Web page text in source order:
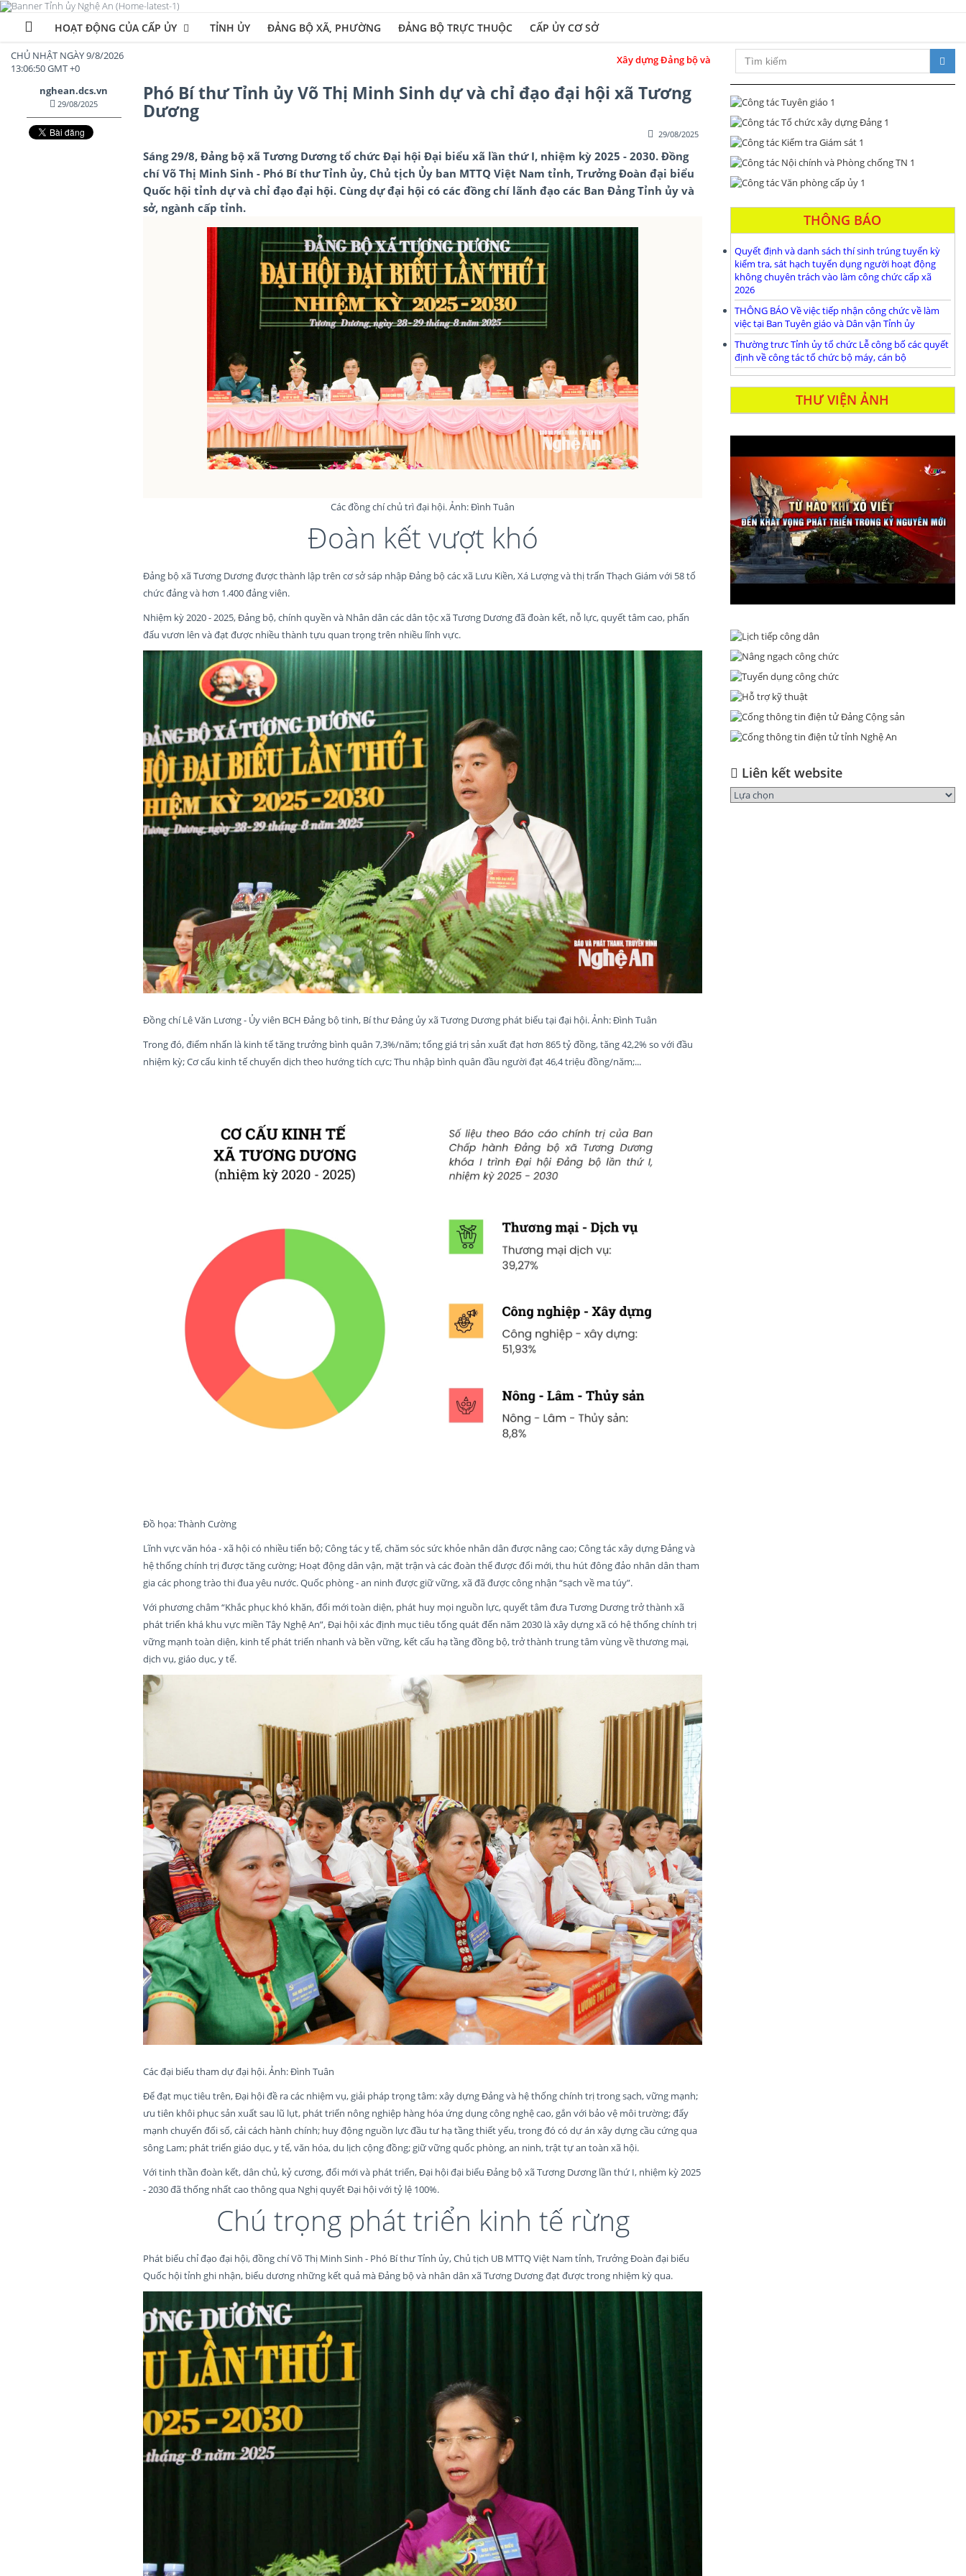
HOẠT ĐỘNG CỦA CẤP ỦY TỈNH ỦY ĐẢNG BỘ XÃ, PHƯỜNG ĐẢNG BỘ TRỰC THUỘC CẤP ỦY CƠ SỞ
CHỦ NHẬT NGÀY 9/8/2026
13:06:52 GMT +0
Xây dựng Đảng bộ và hệ thống chính trị trong sạch, vững mạnh; đổi mới toàn diện, phát
nghean.dcs.vn
29/08/2025 Phó Bí thư Tỉnh ủy Võ Thị Minh Sinh dự và chỉ đạo đại hội xã Tương
Dương
29/08/2025
Sáng 29/8, Đảng bộ xã Tương Dương tổ chức Đại hội Đại biểu xã lần thứ I, nhiệm kỳ 2025 - 2030. Đồng
chí Võ Thị Minh Sinh - Phó Bí thư Tỉnh ủy, Chủ tịch Ủy ban MTTQ Việt Nam tỉnh, Trưởng Đoàn đại biểu
Quốc hội tỉnh dự và chỉ đạo đại hội. Cùng dự đại hội có các đồng chí lãnh đạo các Ban Đảng Tỉnh ủy và
sở, ngành cấp tỉnh.
Các đồng chí chủ trì đại hội. Ảnh: Đình Tuân
Đoàn kết vượt khó
Đảng bộ xã Tương Dương được thành lập trên cơ sở sáp nhập Đảng bộ các xã Lưu Kiền, Xá Lượng và thị trấn Thạch Giám với 58 tổ
chức đảng và hơn 1.400 đảng viên.
Nhiệm kỳ 2020 - 2025, Đảng bộ, chính quyền và Nhân dân các dân tộc xã Tương Dương đã đoàn kết, nỗ lực, quyết tâm cao, phấn
đấu vươn lên và đạt được nhiều thành tựu quan trọng trên nhiều lĩnh vực.
Đồng chí Lê Văn Lương - Ủy viên BCH Đảng bộ tinh, Bí thư Đảng ủy xã Tương Dương phát biểu tại đại hội. Ảnh: Đình Tuân
Trong đó, điểm nhấn là kinh tế tăng trưởng bình quân 7,3%/năm; tổng giá trị sản xuất đạt hơn 865 tỷ đồng, tăng 42,2% so với đầu
nhiệm kỳ; Cơ cấu kinh tế chuyển dịch theo hướng tích cực; Thu nhập bình quân đầu người đạt 46,4 triệu đồng/năm;...
Đồ họa: Thành Cường
Lĩnh vực văn hóa - xã hội có nhiều tiến bộ; Công tác y tế, chăm sóc sức khỏe nhân dân được nâng cao; Công tác xây dựng Đảng và
hệ thống chính trị được tăng cường; Hoạt động dân vận, mặt trận và các đoàn thể được đổi mới, thu hút đông đảo nhân dân tham
gia các phong trào thi đua yêu nước. Quốc phòng - an ninh được giữ vững, xã đã được công nhận “sạch về ma túy”.
Với phương châm “Khắc phục khó khăn, đổi mới toàn diện, phát huy mọi nguồn lực, quyết tâm đưa Tương Dương trở thành xã
phát triển khá khu vực miền Tây Nghệ An”, Đại hội xác định mục tiêu tổng quát đến năm 2030 là xây dựng xã có hệ thống chính trị
vững mạnh toàn diện, kinh tế phát triển nhanh và bền vững, kết cấu hạ tầng đồng bộ, trở thành trung tâm vùng về thương mại,
dịch vụ, giáo dục, y tế.
Các đại biểu tham dự đại hội. Ảnh: Đình Tuân
Để đạt mục tiêu trên, Đại hội đề ra các nhiệm vụ, giải pháp trọng tâm: xây dựng Đảng và hệ thống chính trị trong sạch, vững mạnh;
ưu tiên khôi phục sản xuất sau lũ lụt, phát triển nông nghiệp hàng hóa ứng dụng công nghệ cao, gắn với bảo vệ môi trường; đẩy
mạnh chuyển đổi số, cải cách hành chính; huy động nguồn lực đầu tư hạ tầng thiết yếu, trong đó có dự án xây dựng cầu cứng qua
sông Lam; phát triển giáo dục, y tế, văn hóa, du lịch cộng đồng; giữ vững quốc phòng, an ninh, trật tự an toàn xã hội.
Với tinh thần đoàn kết, dân chủ, kỷ cương, đổi mới và phát triển, Đại hội đại biểu Đảng bộ xã Tương Dương lần thứ I, nhiệm kỳ 2025
- 2030 đã thống nhất cao thông qua Nghị quyết Đại hội với tỷ lệ 100%.
Chú trọng phát triển kinh tế rừng
Phát biểu chỉ đạo đại hội, đồng chí Võ Thị Minh Sinh - Phó Bí thư Tỉnh ủy, Chủ tịch UB MTTQ Việt Nam tỉnh, Trưởng Đoàn đại biểu
Quốc hội tỉnh ghi nhận, biểu dương những kết quả mà Đảng bộ và nhân dân xã Tương Dương đạt được trong nhiệm kỳ qua.
THÔNG BÁO
Quyết định và danh sách thí sinh trúng tuyển kỳ
kiểm tra, sát hạch tuyển dụng người hoạt động
không chuyên trách vào làm công chức cấp xã
2026
THÔNG BÁO Về việc tiếp nhận công chức về làm
việc tại Ban Tuyên giáo và Dân vận Tỉnh ủy
Thường trưc Tỉnh ủy tổ chức Lễ công bố các quyết
định về công tác tổ chức bộ máy, cán bộ
THƯ VIỆN ẢNH
Liên kết website